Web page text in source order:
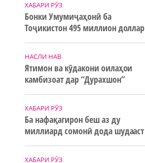
ХАБАРИ РӮЗ
Бонки Умумиҷаҳонӣ ба
Тоҷикистон 495 миллион доллар
НАСЛИ НАВ
Ятимон ва кӯдакони оилаҳои
камбизоат дар “Дурахшон”
ХАБАРИ РӮЗ
Ба нафақагирон беш аз ду
миллиард сомонӣ дода шудааст
ХАБАРИ РӮЗ